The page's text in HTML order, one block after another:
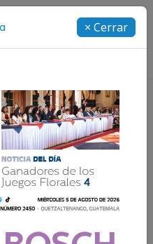
× Cerrar